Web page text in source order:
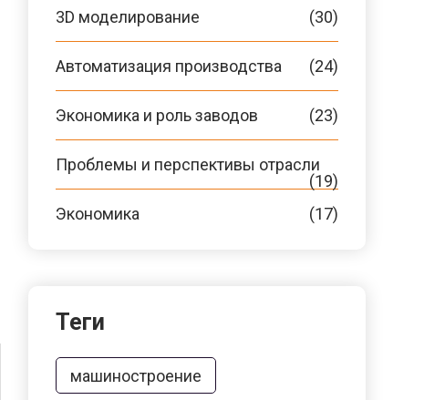
3D моделирование (30)
Автоматизация производства (24)
Экономика и роль заводов (23)
Проблемы и перспективы отрасли
(19)
Экономика
(17)
Теги
машиностроение